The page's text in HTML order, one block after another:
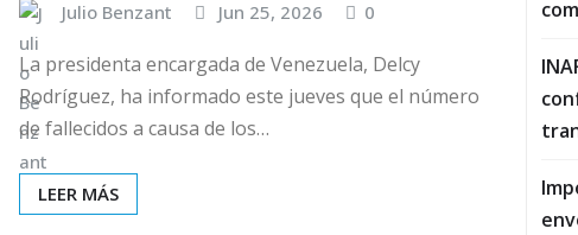
Julio Benzant Jun 25, 2026 0
La presidenta encargada de Venezuela, Delcy
Rodríguez, ha informado este jueves que el número
de fallecidos a causa de los…
LEER MÁS